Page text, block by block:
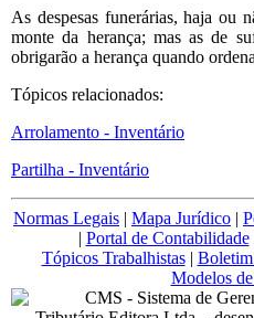
As despesas funerárias, haja ou
monte da herança; mas as de
obrigarão a herança quando
Tópicos relacionados:
Arrolamento - Inventário
Partilha - Inventário
Normas Legais | Mapa Jurídico |
| Portal de Contabilidade
Tópicos Trabalhistas|
Modelos